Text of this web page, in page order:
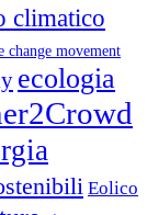
climatico
change movement
ecologia
Eolico